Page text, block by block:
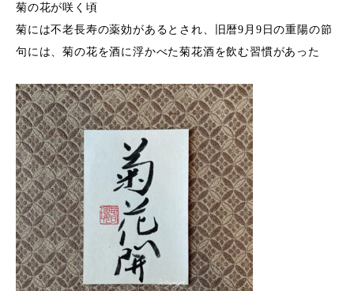
菊の花が咲く頃
菊には不老長寿の薬効があるとされ、旧暦9月9日の重陽の節
句には、菊の花を酒に浮かべた菊花酒を飲む習慣があった